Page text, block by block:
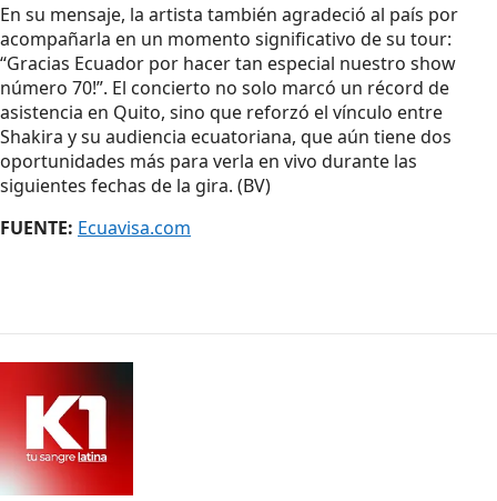
En su mensaje, la artista también agradeció al país por
acompañarla en un momento significativo de su tour:
“Gracias Ecuador por hacer tan especial nuestro show
número 70!”. El concierto no solo marcó un récord de
asistencia en Quito, sino que reforzó el vínculo entre
Shakira y su audiencia ecuatoriana, que aún tiene dos
oportunidades más para verla en vivo durante las
siguientes fechas de la gira. (BV)
FUENTE: Ecuavisa.com